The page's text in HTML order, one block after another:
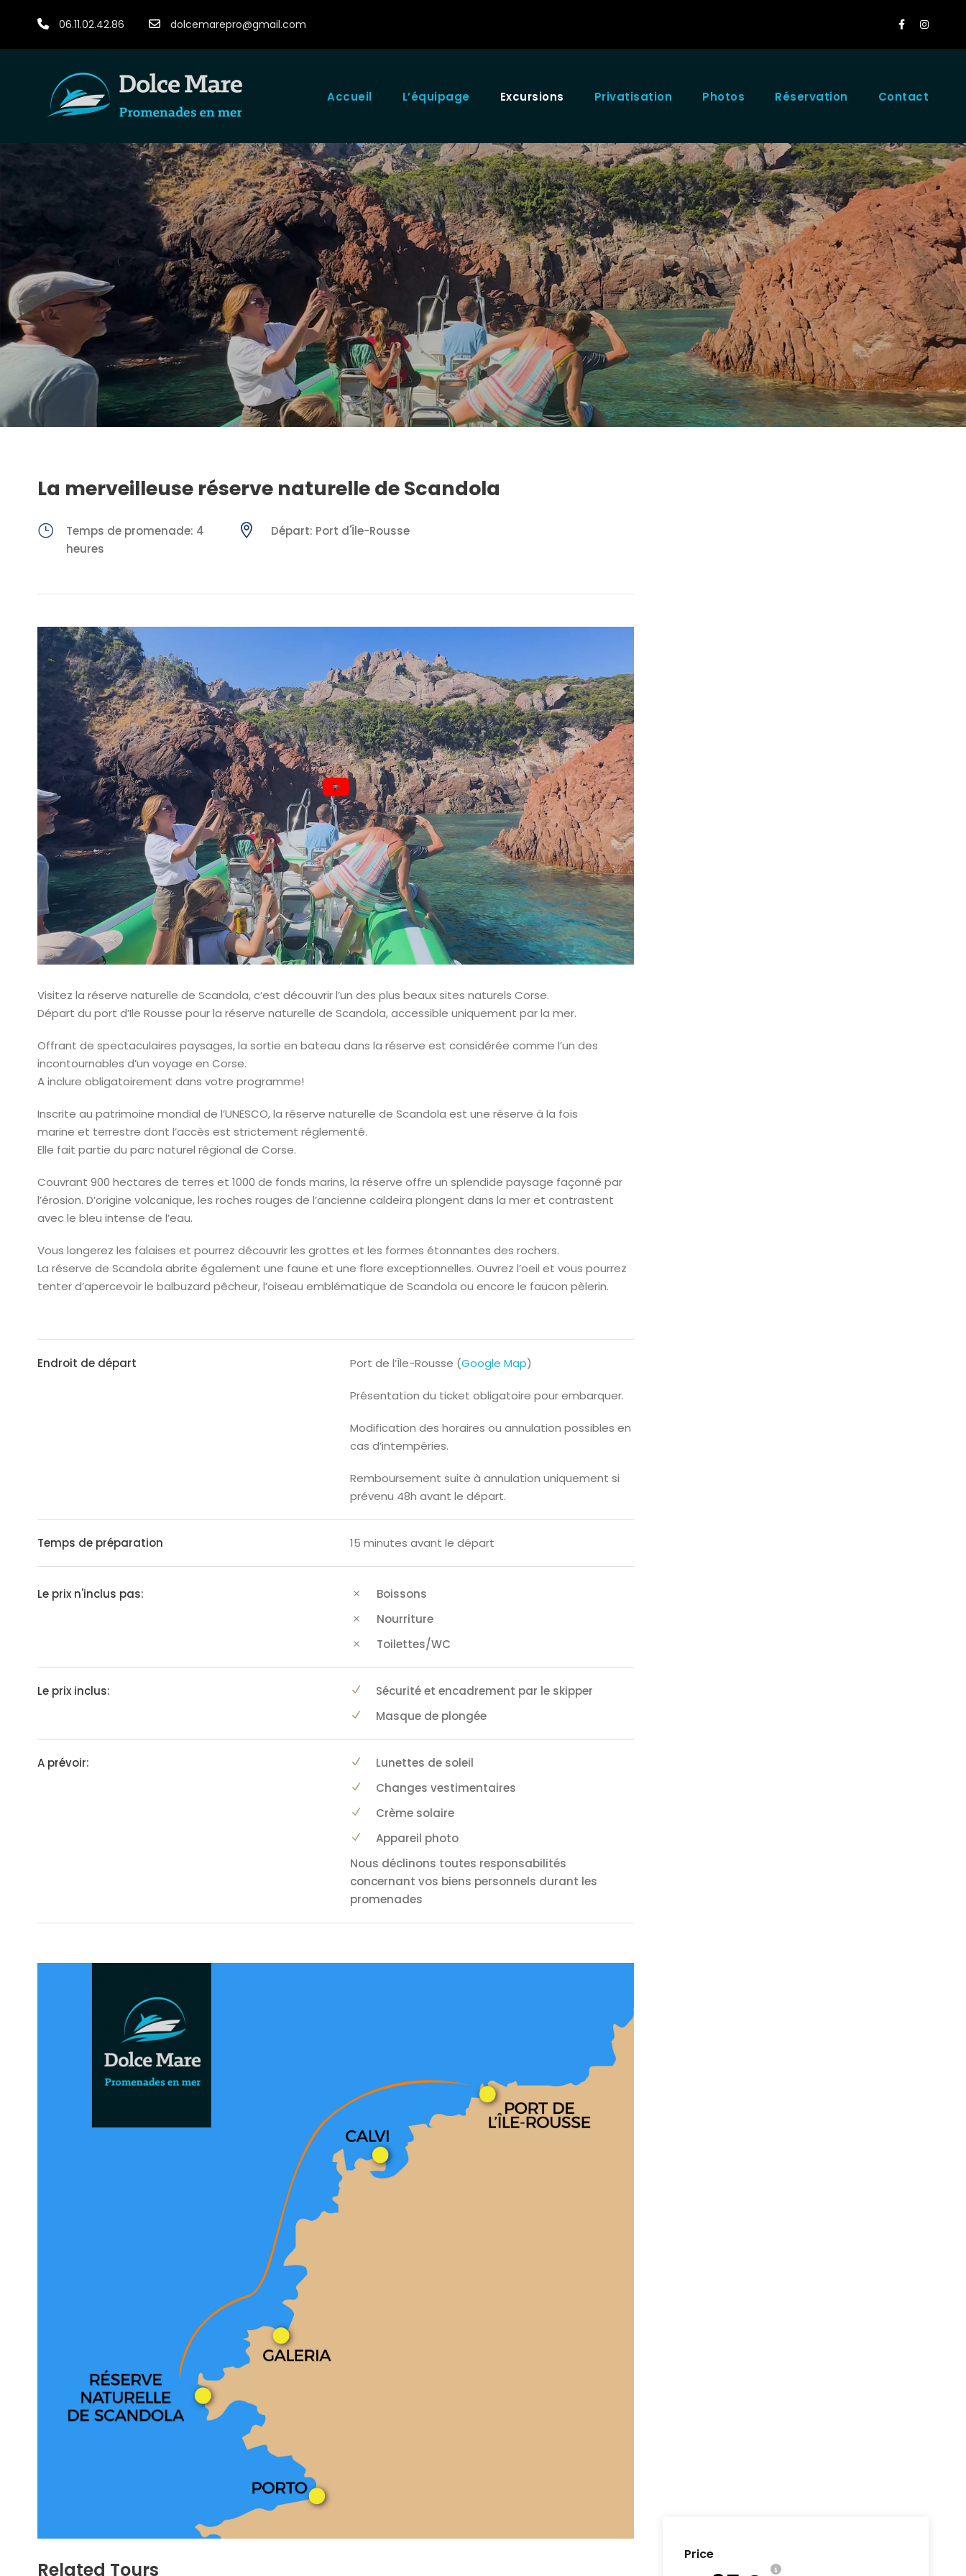
06.11.02.42.86 dolcemarepro@gmail.com
Accueil L’équipage Excursions Privatisation Photos Réservation Contact
Price
La merveilleuse réserve naturelle de Scandola
Temps de promenade: 4
heures
Départ: Port d'Île-Rousse
Visitez la réserve naturelle de Scandola, c’est découvrir l’un des plus beaux sites naturels Corse.
Départ du port d’Ile Rousse pour la réserve naturelle de Scandola, accessible uniquement par la mer.
Offrant de spectaculaires paysages, la sortie en bateau dans la réserve est considérée comme l’un des
incontournables d’un voyage en Corse.
A inclure obligatoirement dans votre programme!
Inscrite au patrimoine mondial de l’UNESCO, la réserve naturelle de Scandola est une réserve à la fois
marine et terrestre dont l’accès est strictement réglementé.
Elle fait partie du parc naturel régional de Corse.
Couvrant 900 hectares de terres et 1000 de fonds marins, la réserve offre un splendide paysage façonné par
l’érosion. D’origine volcanique, les roches rouges de l’ancienne caldeira plongent dans la mer et contrastent
avec le bleu intense de l’eau.
Vous longerez les falaises et pourrez découvrir les grottes et les formes étonnantes des rochers.
La réserve de Scandola abrite également une faune et une flore exceptionnelles. Ouvrez l’oeil et vous pourrez
tenter d’apercevoir le balbuzard pêcheur, l’oiseau emblématique de Scandola ou encore le faucon pèlerin.
Endroit de départ Port de l’Île-Rousse (Google Map)
Présentation du ticket obligatoire pour embarquer.
Modification des horaires ou annulation possibles en
cas d’intempéries.
Remboursement suite à annulation uniquement si
prévenu 48h avant le départ.
Temps de préparation 15 minutes avant le départ
Le prix n'inclus pas:
Boissons
Nourriture
Toilettes/WC
Le prix inclus:
Sécurité et encadrement par le skipper
Masque de plongée
A prévoir:
Lunettes de soleil
Changes vestimentaires
Crème solaire
Appareil photo
Nous déclinons toutes responsabilités
concernant vos biens personnels durant les
promenades
Related Tours